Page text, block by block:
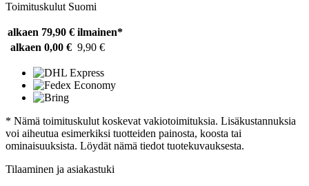
Toimituskulut Suomi
alkaen 79,90 € ilmainen*
alkaen 0,00 € 9,90 €
* Nämä toimituskulut koskevat vakiotoimituksia. Lisäkustannuksia
voi aiheutua esimerkiksi tuotteiden painosta, koosta tai
ominaisuuksista. Löydät nämä tiedot tuotekuvauksesta.
Tilaaminen ja asiakastuki